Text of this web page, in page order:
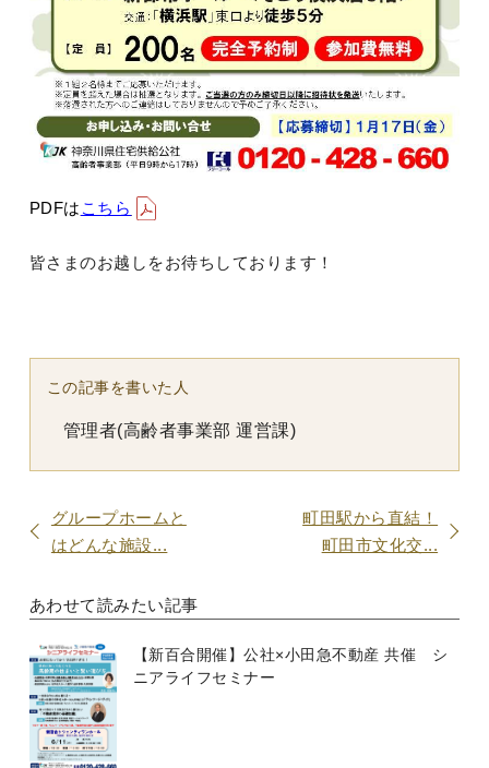
PDFは こちら
皆さまのお越しをお待ちしております！
この記事を書いた人
管理者(高齢者事業部 運営課)
グループホームと
はどんな施設...
町田駅から直結！
町田市文化交...
あわせて読みたい記事
【新百合開催】公社×小田急不動産 共催 シ
ニアライフセミナー